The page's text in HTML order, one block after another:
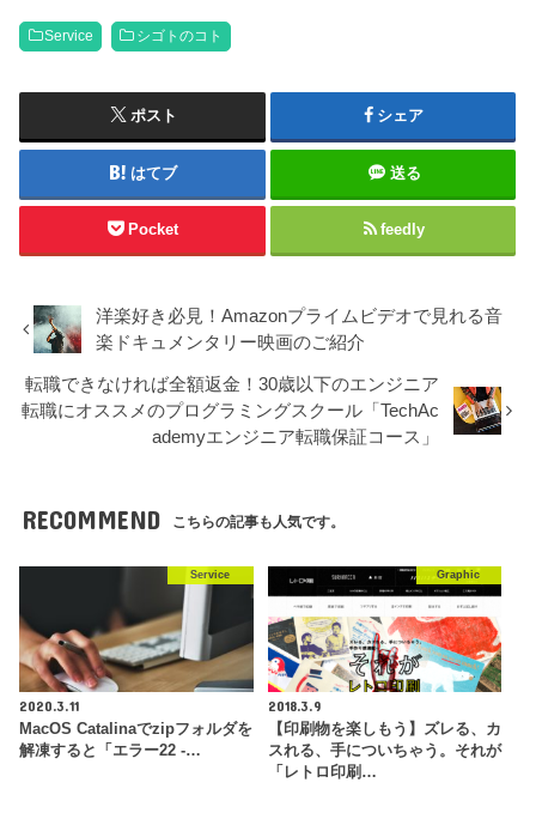
Service シゴトのコト
ポスト シェア
はてブ 送る
Pocket feedly
洋楽好き必見！Amazonプライムビデオで見れる音
楽ドキュメンタリー映画のご紹介
転職できなければ全額返金！30歳以下のエンジニア
転職にオススメのプログラミングスクール「TechAc
ademyエンジニア転職保証コース」
RECOMMEND こちらの記事も人気です。
Service
2020.3.11
MacOS Catalinaでzipフォルダを
解凍すると「エラー22 -…
Graphic
2018.3.9
【印刷物を楽しもう】ズレる、カ
スれる、手についちゃう。それが
「レトロ印刷…